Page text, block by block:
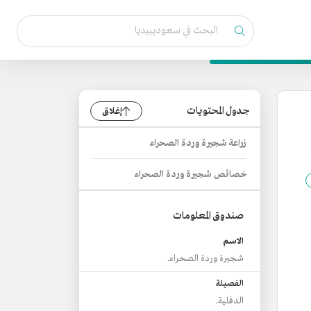
جدول المحتويات إغلاق
زراعة شجيرة وردة الصحراء
خصائص شجيرة وردة الصحراء
صندوق المعلومات
الاسم
شجيرة وردة الصحراء.
الفصيلة
الدفلية.